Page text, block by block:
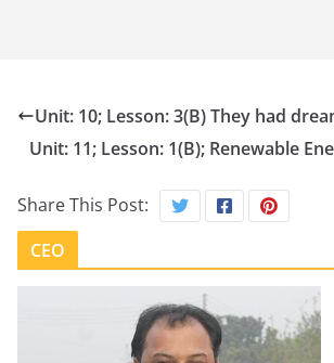
Unit: 10; Lesson: 3(B) They had
Unit: 11; Lesson: 1(B); Renewable
Share This Post:
CEO